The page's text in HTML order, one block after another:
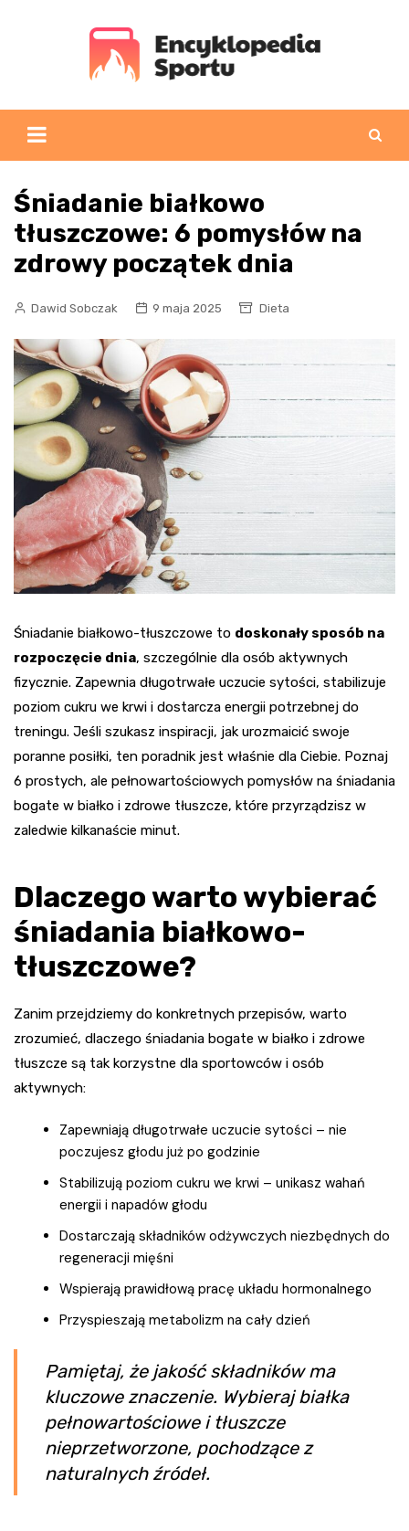
Śniadanie białkowo
tłuszczowe: 6 pomysłów na
zdrowy początek dnia
Dawid Sobczak 9 maja 2025 Dieta
Śniadanie białkowo-tłuszczowe to doskonały sposób na
rozpoczęcie dnia, szczególnie dla osób aktywnych
fizycznie. Zapewnia długotrwałe uczucie sytości, stabilizuje
poziom cukru we krwi i dostarcza energii potrzebnej do
treningu. Jeśli szukasz inspiracji, jak urozmaicić swoje
poranne posiłki, ten poradnik jest właśnie dla Ciebie. Poznaj
6 prostych, ale pełnowartościowych pomysłów na śniadania
bogate w białko i zdrowe tłuszcze, które przyrządzisz w
zaledwie kilkanaście minut.
Dlaczego warto wybierać
śniadania białkowo-
tłuszczowe?
Zanim przejdziemy do konkretnych przepisów, warto
zrozumieć, dlaczego śniadania bogate w białko i zdrowe
tłuszcze są tak korzystne dla sportowców i osób
aktywnych:
Zapewniają długotrwałe uczucie sytości – nie
poczujesz głodu już po godzinie
Stabilizują poziom cukru we krwi – unikasz wahań
energii i napadów głodu
Dostarczają składników odżywczych niezbędnych do
regeneracji mięśni
Wspierają prawidłową pracę układu hormonalnego
Przyspieszają metabolizm na cały dzień
Pamiętaj, że jakość składników ma
kluczowe znaczenie. Wybieraj białka
pełnowartościowe i tłuszcze
nieprzetworzone, pochodzące z
naturalnych źródeł.